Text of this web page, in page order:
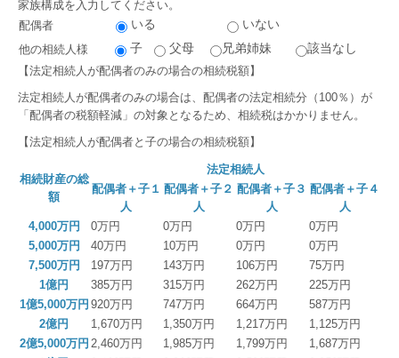
ＴＫＣシステムのメリット
ＴＫＣシステムのご紹介
サービス案内
税務・会計
経営サポート・企業防衛
創業支援
事業承継
確定申告
相続相談
家族構成を入力してください。
配偶者
いる いない
他の相続人様 子 父母 兄弟姉妹 該当なし
【法定相続人が配偶者のみの場合の相続税額】
法定相続人が配偶者のみの場合は、配偶者の法定相続分（100％）が
「配偶者の税額軽減」の対象となるため、相続税はかかりません。
【法定相続人が配偶者と子の場合の相続税額】
相続財産の総
額
法定相続人
配偶者＋子１
人
配偶者＋子２
人
配偶者＋子３
人
配偶者＋子４
人
4,000万円
0万円 0万円 0万円
0万円
5,000万円
40万円 10万円 0万円
0万円
7,500万円
197万円 143万円 106万円
75万円
1億円
385万円 315万円 262万円
225万円
1億5,000万円 920万円 747万円 664万円
587万円
2億円
1,670万円 1,350万円 1,217万円
1,125万円
2億5,000万円 2,460万円 1,985万円 1,799万円
1,687万円